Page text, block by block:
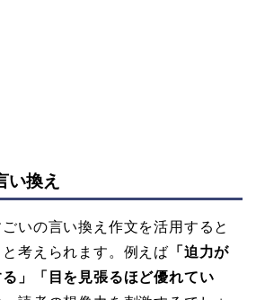
い換え
いの言い換え作文を活用すると
考えられます。例えば 「迫力が
る」「目を見張るほど優れてい